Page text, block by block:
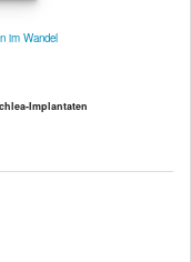
im Wandel
Implantaten